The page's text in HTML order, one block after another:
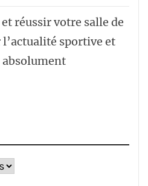
réussir votre salle de
sportive et
absolument